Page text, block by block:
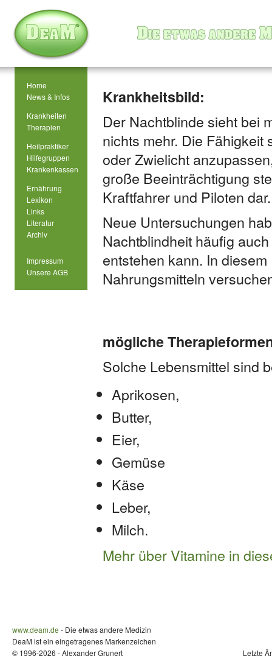
Home
News & Infos
Krankheiten
Therapien
Heilpraktiker
Hilfegruppen
Krankenkassen
Ernährung
Lexikon
Links
Literatur
Archiv
Impressum
Unsere AGB
Krankheitsbild:
Der Nachtblinde sieht bei
nichts mehr. Die
oder Zwielicht
große Beeinträchtigung
Kraftfahrer und Piloten dar.
Neue Untersuchungen
Nachtblindheit häufig
entstehen kann. In
Nahrungsmitteln
mögliche
Solche Lebensmittel sind
Aprikosen,
Butter,
Eier,
Gemüse
Käse
Leber,
Milch.
Mehr über Vitamine in
www.deam.de - Die etwas andere Medizin
DeaM ist ein eingetragenes Markenzeichen
© 1996-2026 - Alexander Grunert
Letzte